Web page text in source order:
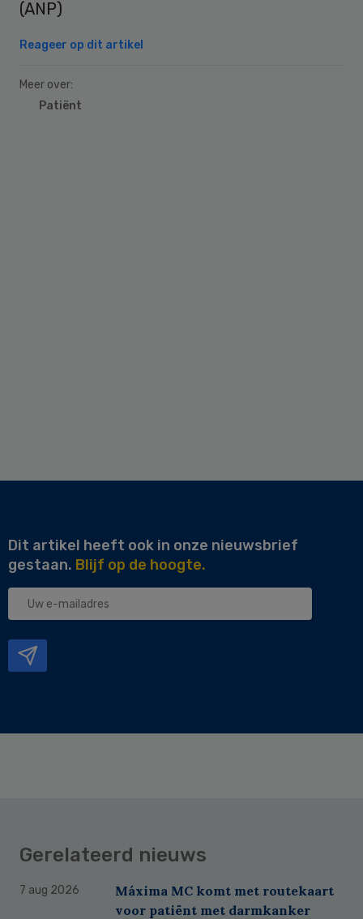
(ANP)
Reageer op dit artikel
Meer over:
Patiënt
Dit artikel heeft ook in onze nieuwsbrief
gestaan. Blijf op de hoogte.
Uw
Gerelateerd nieuws
7 aug 2026
Máxima MC komt met routekaart
voor patiënt met darmkanker